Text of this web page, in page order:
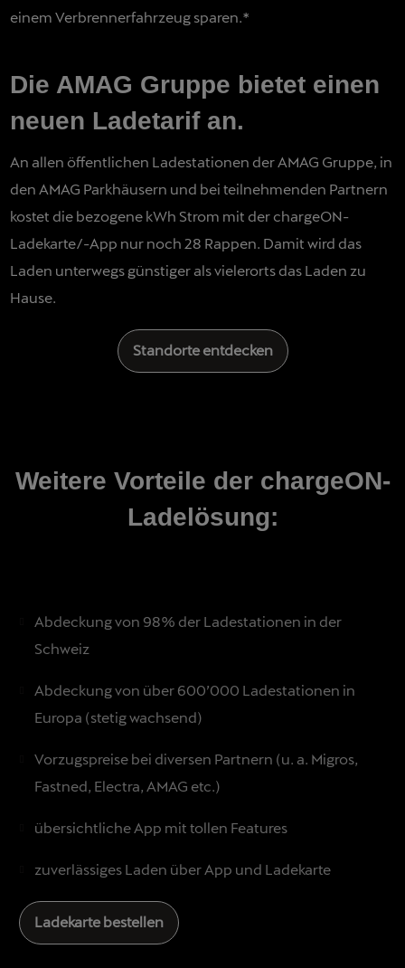
einem Verbrennerfahrzeug sparen.*
Die AMAG Gruppe bietet einen
neuen Ladetarif an.
An allen öffentlichen Ladestationen der AMAG Gruppe, in
den AMAG Parkhäusern und bei teilnehmenden Partnern
kostet die bezogene kWh Strom mit der chargeON-
Ladekarte/-App nur noch 28 Rappen. Damit wird das
Laden unterwegs günstiger als vielerorts das Laden zu
Hause.
Standorte entdecken
Weitere Vorteile der chargeON-
Ladelösung:
Abdeckung von 98% der Ladestationen in der
Schweiz
Abdeckung von über 600’000 Ladestationen in
Europa (stetig wachsend)
Vorzugspreise bei diversen Partnern (u. a. Migros,
Fastned, Electra, AMAG etc.)
übersichtliche App mit tollen Features
zuverlässiges Laden über App und Ladekarte
Ladekarte bestellen